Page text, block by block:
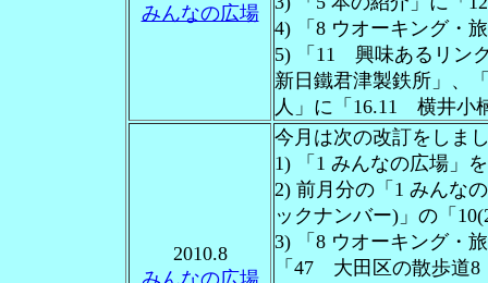
みんなの広場
4) 「8 ウオーキング・
5) 「11 興味あるリン
新日鐵君津製鉄所」、
人」に「16.11 横井小
2010.8
みんなの広場
今月は次の改訂をしま
1) 「1 みんなの広場」
2) 前月分の「1 みんな
ックナンバー)」の「
3) 「8 ウオーキング
「47 大田区の散歩